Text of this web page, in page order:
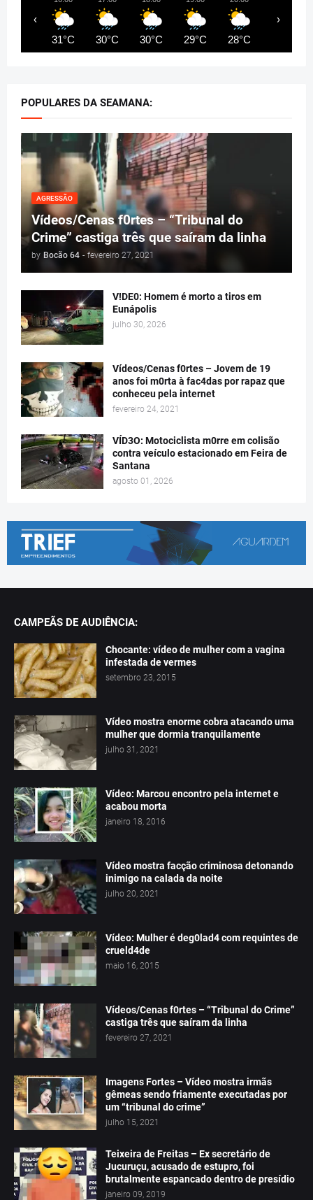
31°C 30°C 30°C 29°C 28°C
‹ ›
POPULARES DA SEAMANA:
AGRESSÃO
Vídeos/Cenas f0rtes – “Tribunal do
Crime” castiga três que saíram da linha
by Bocão 64 - fevereiro 27, 2021
V!DE0: Homem é morto a tiros em
Eunápolis
julho 30, 2026
Vídeos/Cenas f0rtes – Jovem de 19
anos foi m0rta à fac4das por rapaz que
conheceu pela internet
fevereiro 24, 2021
VÍD3O: Motociclista m0rre em colisão
contra veículo estacionado em Feira de
Santana
agosto 01, 2026
CAMPEÃS DE AUDIÊNCIA:
Chocante: vídeo de mulher com a vagina
infestada de vermes
setembro 23, 2015
Vídeo mostra enorme cobra atacando uma
mulher que dormia tranquilamente
julho 31, 2021
Vídeo: Marcou encontro pela internet e
acabou morta
janeiro 18, 2016
Vídeo mostra facção criminosa detonando
inimigo na calada da noite
julho 20, 2021
Vídeo: Mulher é deg0lad4 com requintes de
crueld4de
maio 16, 2015
Vídeos/Cenas f0rtes – “Tribunal do Crime”
castiga três que saíram da linha
fevereiro 27, 2021
Imagens Fortes – Vídeo mostra irmãs
gêmeas sendo friamente executadas por
um “tribunal do crime”
julho 15, 2021
Teixeira de Freitas – Ex secretário de
Jucuruçu, acusado de estupro, foi
brutalmente espancado dentro de presídio
janeiro 09, 2019